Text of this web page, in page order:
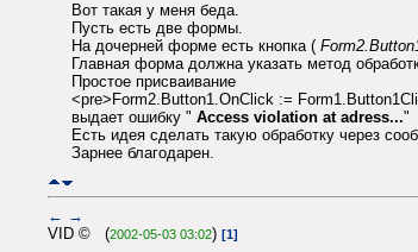
Вот такая у меня беда.
Пусть есть две формы.
На дочерней форме есть кнопка (
Главная форма должна указать метод
Простое присваивание
<pre>Form2.Button1.OnClick :=
выдает ошибку " Access violation at adress..."
Есть идея сделать такую обработку через
Зарнее благодарен.
← →
VID © (2002-05-03 03:02) [1]